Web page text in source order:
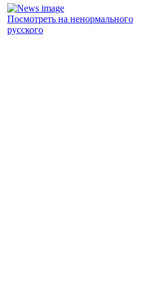
Посмотреть на ненормального
русского